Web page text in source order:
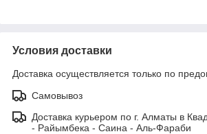
Условия доставки
Доставка осуществляется только по
Самовывоз
Доставка курьером по г. Алматы в
- Райымбека - Саина - Аль-Фараби